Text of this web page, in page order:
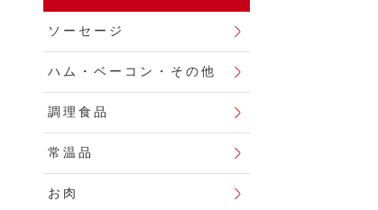
ソーセージ
ハム・ベーコン・その他
調理食品
常温品
お肉